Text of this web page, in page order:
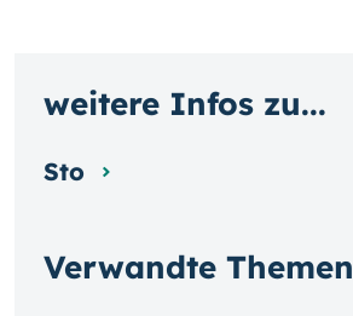
Verwandte Themen
weitere Infos zu...
Sto